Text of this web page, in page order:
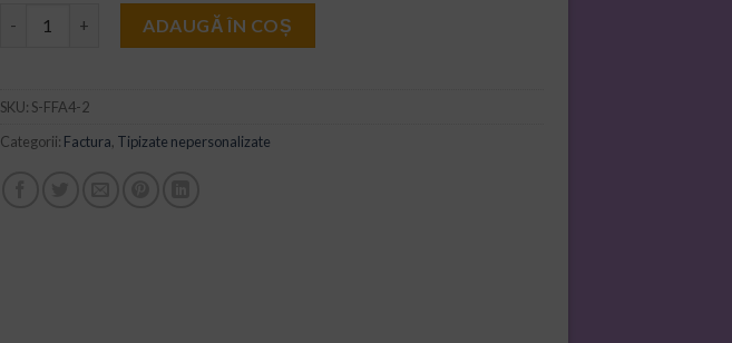
Cantitate Factura Fiscala A4 in 3 exemplare carnet
ADAUGĂ ÎN COȘ
SKU: S-FFA4-2
Categorii: Factura, Tipizate nepersonalizate